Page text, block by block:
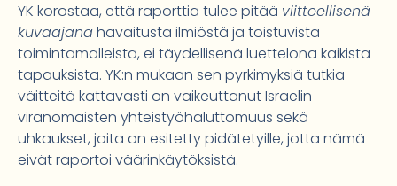
YK korostaa, että raporttia tulee pitää viitteellisenä
kuvaajanahavaitusta ilmiöstä ja toistuvista
toimintamalleista, ei täydellisenä luettelona kaikista
tapauksista. YK:n mukaan sen pyrkimyksiä tutkia
väitteitä kattavasti on vaikeuttanut Israelin
viranomaisten yhteistyöhaluttomuus sekä
uhkaukset, joita on esitetty pidätetyille, jotta nämä
eivät raportoi väärinkäytöksistä.